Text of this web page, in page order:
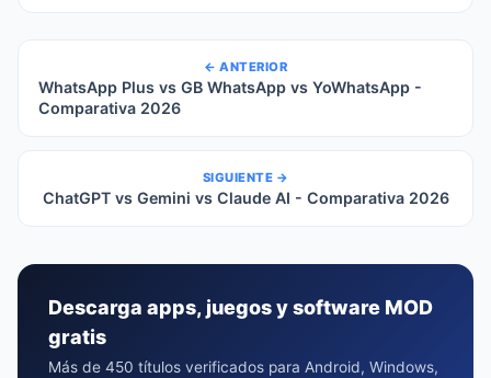
← ANTERIOR
WhatsApp Plus vs GB WhatsApp vs YoWhatsApp -
Comparativa 2026
SIGUIENTE →
ChatGPT vs Gemini vs Claude AI - Comparativa 2026
Descarga apps, juegos y software MOD
gratis
Más de 450 títulos verificados para Android, Windows,